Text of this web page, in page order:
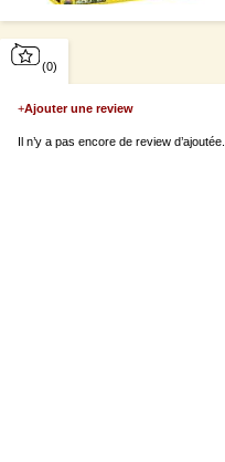
(0)
+Ajouter une review
Il n’y a pas encore de review d’ajoutée.